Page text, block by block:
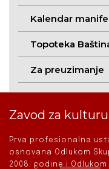
Kalendar
Topoteka
Za preuzimanje
Zavod za
Prva profesionalna
osnovana Odlukom
2008. godine i